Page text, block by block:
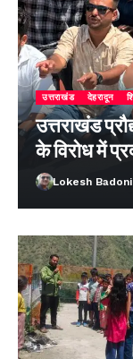
उत्तराखंड देहरादून
उत्तराखंड
के विरोध में
Lokesh Badoni